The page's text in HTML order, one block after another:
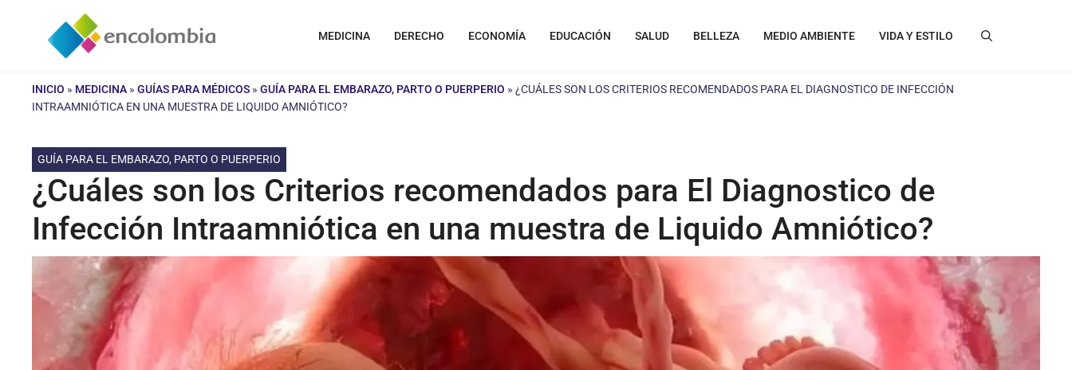
contenido
MEDICINA DERECHO ECONOMÍA EDUCACIÓN SALUD BELLEZA MEDIO AMBIENTE VIDA Y ESTILO
INICIO » MEDICINA » GUÍAS PARA MÉDICOS » GUÍA PARA EL EMBARAZO, PARTO O PUERPERIO » ¿CUÁLES SON LOS CRITERIOS RECOMENDADOS PARA EL DIAGNOSTICO DE INFECCIÓN
INTRAAMNIÓTICA EN UNA MUESTRA DE LIQUIDO AMNIÓTICO?
GUÍA PARA EL EMBARAZO, PARTO O PUERPERIO
¿Cuáles son los Criterios recomendados para El Diagnostico de
Infección Intraamniótica en una muestra de Liquido Amniótico?